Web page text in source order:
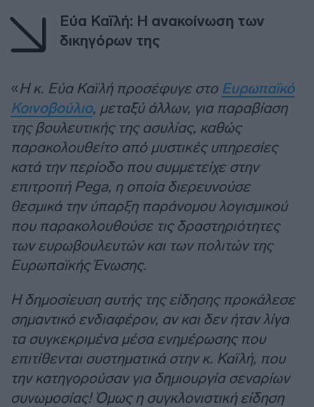
Εύα Καϊλή: Η ανακοίνωση των
δικηγόρων της
«Η κ. Εύα Καϊλή προσέφυγε στο Ευρωπαϊκό
Κοινοβούλιο, μεταξύ άλλων, για παραβίαση
της βουλευτικής της ασυλίας, καθώς
παρακολουθείτο από μυστικές υπηρεσίες
κατά την περίοδο που συμμετείχε στην
επιτροπή Pega, η οποία διερευνούσε
θεσμικά την ύπαρξη παράνομου λογισμικού
που παρακολουθούσε τις δραστηριότητες
των ευρωβουλευτών και των πολιτών της
Ευρωπαϊκής Ένωσης.
Η δημοσίευση αυτής της είδησης προκάλεσε
σημαντικό ενδιαφέρον, αν και δεν ήταν λίγα
τα συγκεκριμένα μέσα ενημέρωσης που
επιτίθενται συστηματικά στην κ. Καϊλή, που
την κατηγορούσαν για δημιουργία σεναρίων
συνωμοσίας! Όμως η συγκλονιστική είδηση